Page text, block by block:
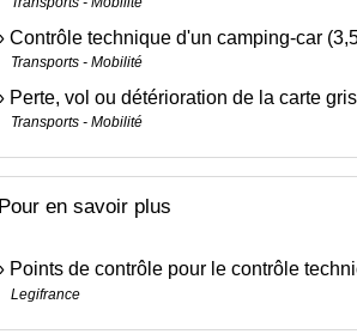
Contrôle technique d'un camping-car
Transports - Mobilité
Perte, vol ou détérioration de la carte
Transports - Mobilité
Pour en savoir plus
Points de contrôle pour le contrôle
Legifrance